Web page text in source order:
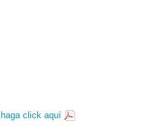
haga click aquí